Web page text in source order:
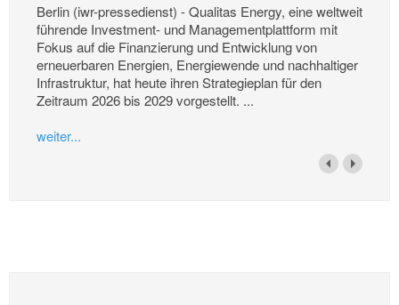
Berlin (iwr-pressedienst) - Qualitas Energy, eine weltweit
führende Investment- und Managementplattform mit
Fokus auf die Finanzierung und Entwicklung von
erneuerbaren Energien, Energiewende und nachhaltiger
Infrastruktur, hat heute ihren Strategieplan für den
Zeitraum 2026 bis 2029 vorgestellt. ...
weiter...